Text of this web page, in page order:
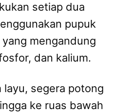
setiap dua
pupuk
mengandung
dan kalium.
layu, segera potong
ke ruas bawah